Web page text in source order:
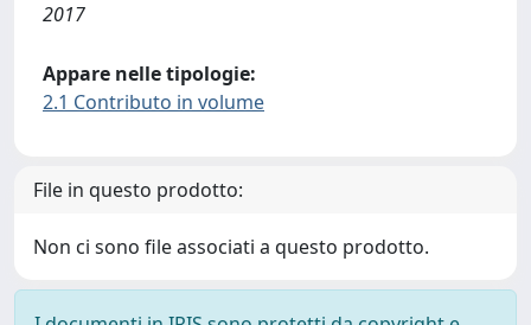
2017
Appare nelle tipologie:
2.1 Contributo in volume
File in questo prodotto:
Non ci sono file associati a questo prodotto.